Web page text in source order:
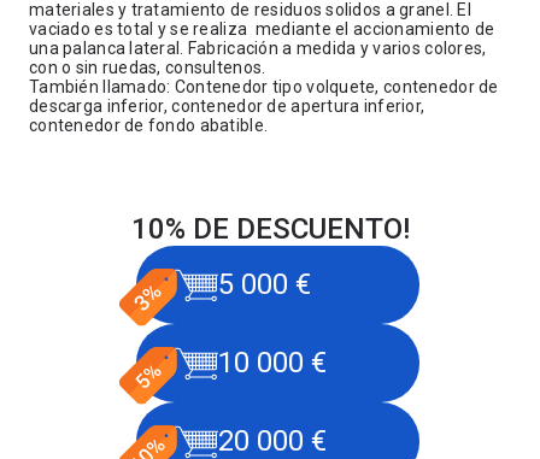
materiales y tratamiento de residuos solidos a granel. El
vaciado es total y se realiza mediante el accionamiento de
una palanca lateral. Fabricación a medida y varios colores,
con o sin ruedas, consultenos.
También llamado: Contenedor tipo volquete, contenedor de
descarga inferior, contenedor de apertura inferior,
contenedor de fondo abatible.
10% DE DESCUENTO!
5 000 €
10 000 €
20 000 €